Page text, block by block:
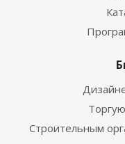
Строительным